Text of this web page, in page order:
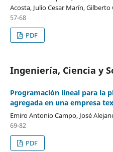
Acosta, Julio Cesar Marín, Gilberto
57-68
PDF
Ingeniería, Ciencia y
Programación lineal para la
agregada en una empresa
Emiro Antonio Campo, José
69-82
PDF